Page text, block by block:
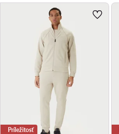
Príležitosť